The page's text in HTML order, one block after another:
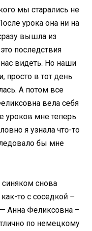
мы старались не
урока она ни на
вышла из
последствия
видеть. Но наши
просто в тот день
А потом все
вела себя
уроков мне теперь
я узнала что-то
бы мне
синяком снова
то с соседкой –
Анна Феликсовна –
по немецкому